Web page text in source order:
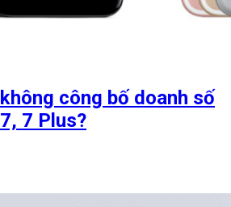
công bố doanh số
7 Plus?